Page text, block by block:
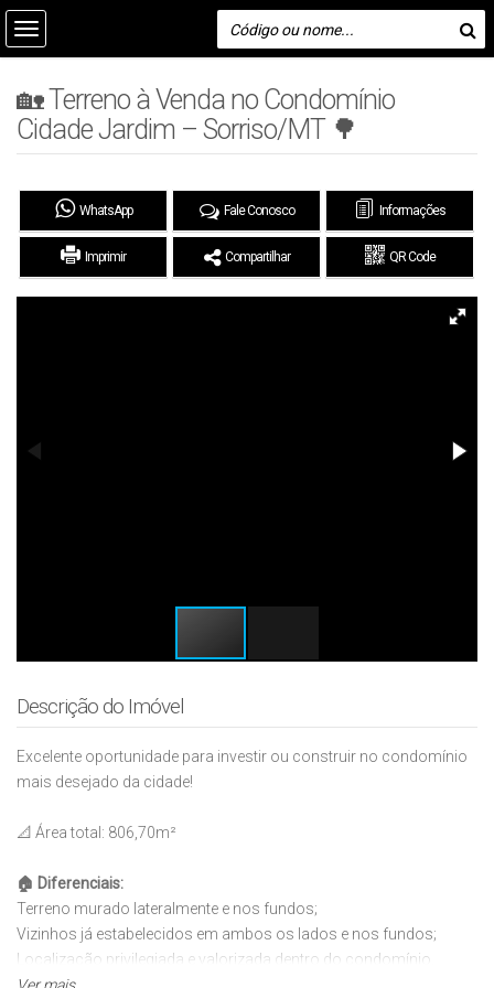
🏡 Terreno à Venda no Condomínio
Cidade Jardim – Sorriso/MT 🌳
WhatsApp Fale Conosco Informações
Imprimir Compartilhar QR Code
Descrição do Imóvel
Excelente oportunidade para investir ou construir no condomínio
mais desejado da cidade!
📐 Área total: 806,70m²
🏠 Diferenciais:
Terreno murado lateralmente e nos fundos;
Vizinhos já estabelecidos em ambos os lados e nos fundos;
Localização privilegiada e valorizada dentro do condomínio.